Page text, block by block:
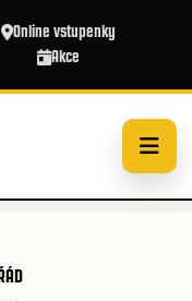
Online vstupenky
Akce